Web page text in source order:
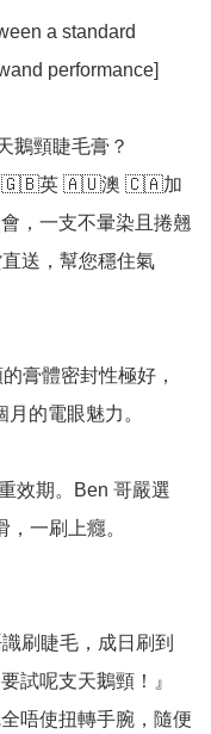
a standard
performance]
鵝頸睫毛膏？
：🇬🇧英 🇦🇺澳 🇨🇦加
，一支不暈染且捲翹
送，幫您穩住氣
膏體密封性極好，
的電眼魅力。
效期。Ben 哥嚴選
一刷上癮。
刷睫毛，成日刷到
試呢支天鵝頸！』
唔使扭轉手腕，隨便